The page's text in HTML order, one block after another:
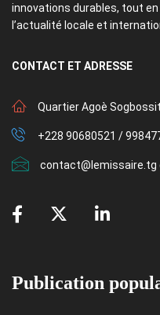
innovations durables, tout
l’actualité locale et
CONTACT ET ADRESSE
Quartier Agoè
+228 90680521 /
contact@lemissaire.tg
Publication